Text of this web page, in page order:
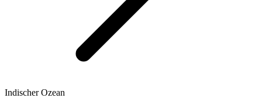
Indischer Ozean